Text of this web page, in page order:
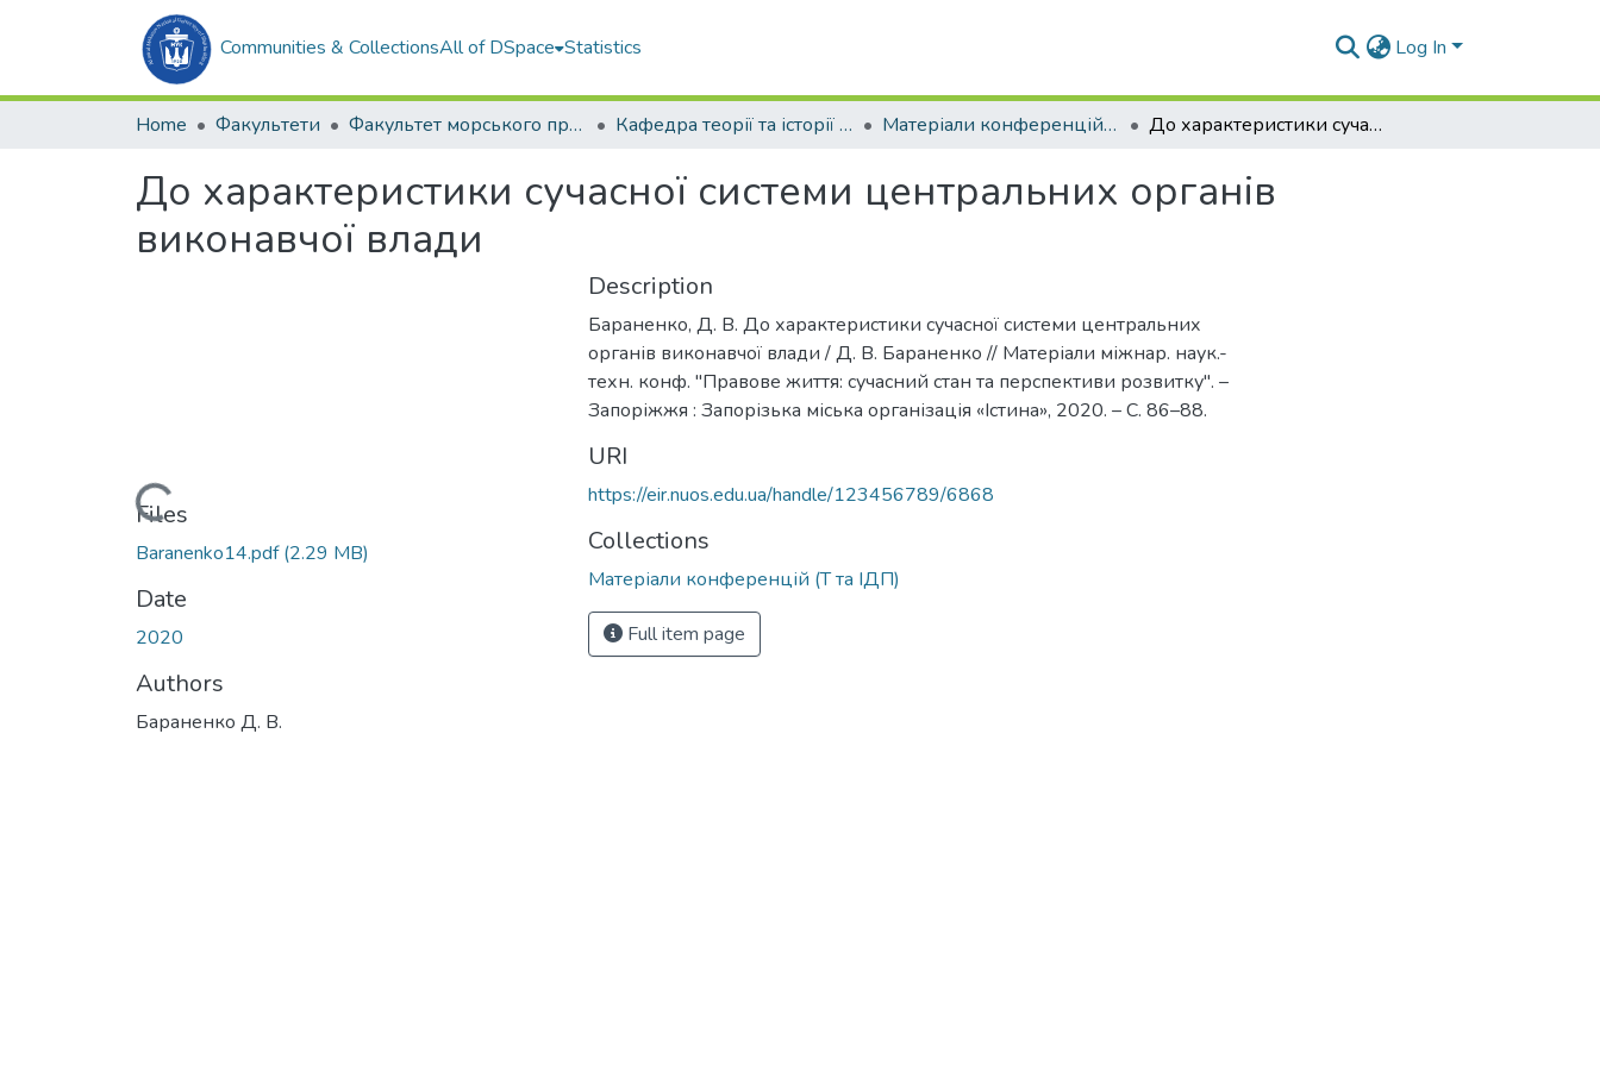
Communities & CollectionsAll of DSpace Statistics Log In
Home Факультети Факультет морського права (ФМП) Кафедра теорії та історії держави та права (Т та ІДП) Матеріали конференцій (Т та ІДП) До характеристики сучасної системи центральних органів виконавчої влади
До характеристики сучасної системи центральних органів
виконавчої влади
Loading...
Files
Baranenko14.pdf(2.29 MB)
Date
2020
Authors
Бараненко Д. В.
Description
Бараненко, Д. В. До характеристики сучасної системи центральних
органів виконавчої влади / Д. В. Бараненко // Матеріали міжнар. наук.-
техн. конф. "Правове життя: сучасний стан та перспективи розвитку". –
Запоріжжя : Запорізька міська організація «Істина», 2020. – С. 86–88.
URI
https://eir.nuos.edu.ua/handle/123456789/6868
Collections
Матеріали конференцій (Т та ІДП)
Full item page